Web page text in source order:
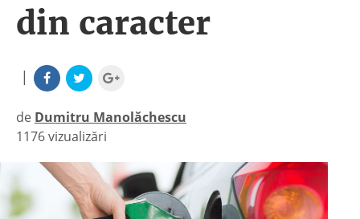
din caracter
|
de Dumitru Manolăchescu
|
1176 vizualizări